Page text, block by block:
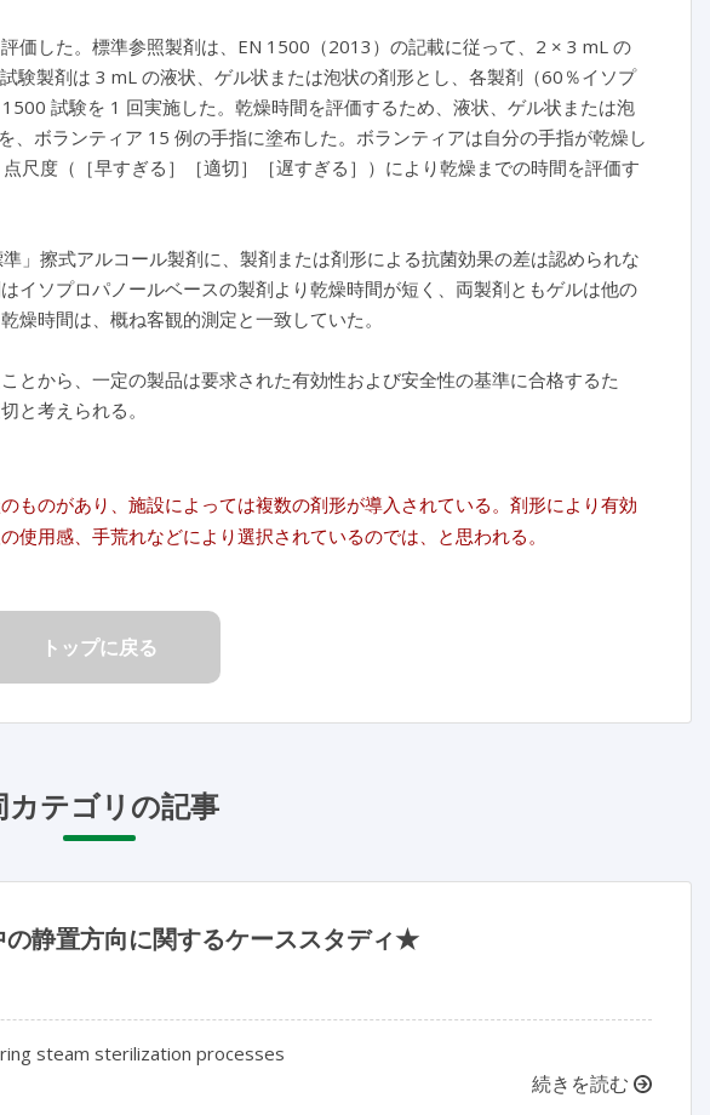
価した。標準参照製剤は、EN 1500（2013）の記載に従って、2 × 3 mL の
験製剤は 3 mL の液状、ゲル状または泡状の剤形とし、各製剤（60％イソプ
試験を 1 回実施した。乾燥時間を評価するため、液状、ゲル状または泡
ボランティア 15 例の手指に塗布した。ボランティアは自分の手指が乾燥し
尺度（［早すぎる］［適切］［遅すぎる］）により乾燥までの時間を評価す
」擦式アルコール製剤に、製剤または剤形による抗菌効果の差は認められな
イソプロパノールベースの製剤より乾燥時間が短く、両製剤ともゲルは他の
時間は、概ね客観的測定と一致していた。
とから、一定の製品は要求された有効性および安全性の基準に合格するた
と考えられる。
ものがあり、施設によっては複数の剤形が導入されている。剤形により有効
用感、手荒れなどにより選択されているのでは、と思われる。
トップに戻る
カテゴリの記事
静置方向に関するケーススタディ★
steam sterilization processes
続きを読む